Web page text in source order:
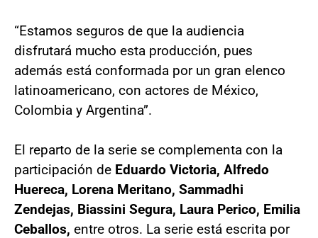
“Estamos seguros de que la audiencia
disfrutará mucho esta producción, pues
además está conformada por un gran elenco
latinoamericano, con actores de México,
Colombia y Argentina”.
El reparto de la serie se complementa con la
participación de Eduardo Victoria, Alfredo
Huereca, Lorena Meritano, Sammadhi
Zendejas, Biassini Segura, Laura Perico, Emilia
Ceballos, entre otros. La serie está escrita por